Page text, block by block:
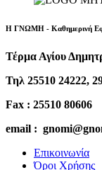
Η ΓΝΩΜΗ - Καθημερινή
Τέρμα Αγίου
Τηλ 25510 24222,
Fax : 25510 80606
email :
Επικοινωνία
Όροι Χρήσης